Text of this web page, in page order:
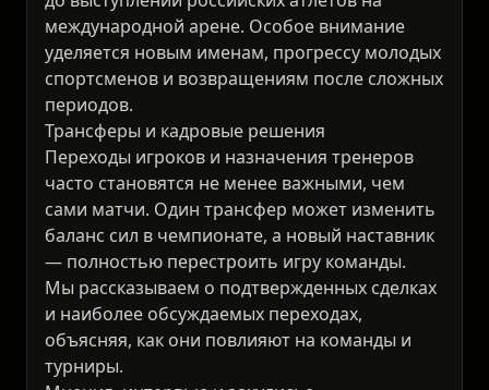
международной арене. Особое внимание
уделяется новым именам, прогрессу молодых
спортсменов и возвращениям после сложных
периодов.
Трансферы и кадровые решения
Переходы игроков и назначения тренеров
часто становятся не менее важными, чем
сами матчи. Один трансфер может изменить
баланс сил в чемпионате, а новый наставник
— полностью перестроить игру команды.
Мы рассказываем о подтвержденных сделках
и наиболее обсуждаемых переходах,
объясняя, как они повлияют на команды и
турниры.